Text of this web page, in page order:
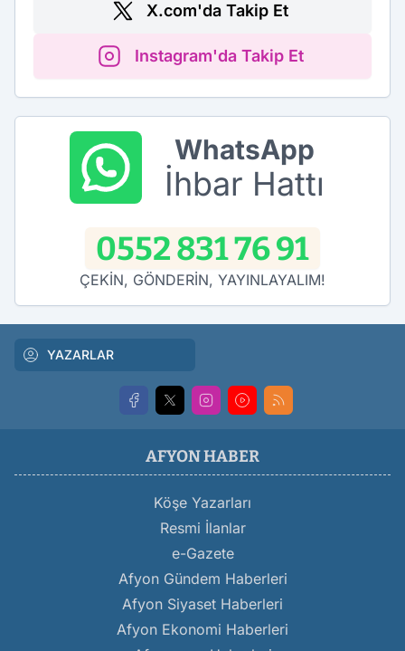
X.com'da Takip Et
Instagram'da Takip Et
WhatsApp
İhbar Hattı
0552 831 76 91
ÇEKİN, GÖNDERİN, YAYINLAYALIM!
YAZARLAR
AFYON HABER
Köşe Yazarları
Resmi İlanlar
e-Gazete
Afyon Gündem Haberleri
Afyon Siyaset Haberleri
Afyon Ekonomi Haberleri